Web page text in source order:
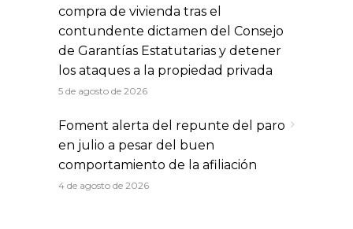
compra de vivienda tras el
contundente dictamen del Consejo
de Garantías Estatutarias y detener
los ataques a la propiedad privada
5 de agosto de 2026
Foment alerta del repunte del paro
en julio a pesar del buen
comportamiento de la afiliación
4 de agosto de 2026